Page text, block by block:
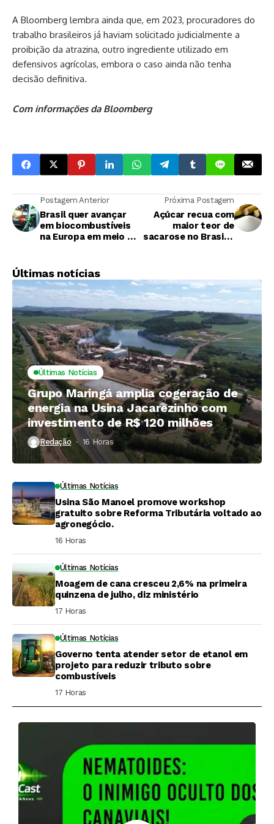
A Bloomberg lembra ainda que, em 2023, procuradores do
trabalho brasileiros já haviam solicitado judicialmente a
proibição da atrazina, outro ingrediente utilizado em
defensivos agrícolas, embora o caso ainda não tenha
decisão definitiva.
Com informações da Bloomberg
Postagem Anterior
Brasil quer avançar
em biocombustíveis
na Europa em meio a
Próxima Postagem
Açúcar recua com
maior teor de
sacarose no Brasil e
Últimas notícias
Últimas Notícias
Grupo Maringá amplia cogeração de
energia na Usina Jacarezinho com
investimento de R$ 120 milhões
Redação 16 Horas ⁮
Últimas Notícias
Usina São Manoel promove workshop
gratuito sobre Reforma Tributária voltado ao
agronegócio.
16 Horas ⁮
Últimas Notícias
Moagem de cana cresceu 2,6% na primeira
quinzena de julho, diz ministério
17 Horas ⁮
Últimas Notícias
Governo tenta atender setor de etanol em
projeto para reduzir tributo sobre
combustíveis
17 Horas ⁮